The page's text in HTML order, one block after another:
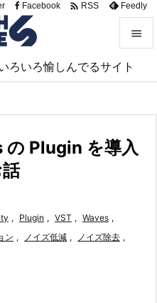
ろいろ愉しんでるサイト


サイド

前へ
Facebook  RSS Feedly
Plugin を導入
, Plugin , VST , Waves ,
ン , ノイズ低減 , ノイズ除去 ,